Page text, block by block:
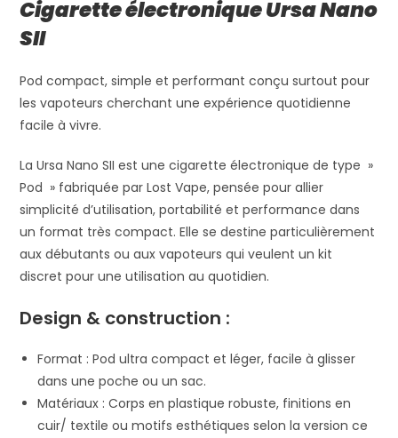
Cigarette électronique Ursa Nano
SII
Pod compact, simple et performant conçu surtout pour
les vapoteurs cherchant une expérience quotidienne
facile à vivre.
La Ursa Nano SII est une cigarette électronique de type »
Pod » fabriquée par Lost Vape, pensée pour allier
simplicité d’utilisation, portabilité et performance dans
un format très compact. Elle se destine particulièrement
aux débutants ou aux vapoteurs qui veulent un kit
discret pour une utilisation au quotidien.
Design & construction :
Format : Pod ultra compact et léger, facile à glisser
dans une poche ou un sac.
Matériaux : Corps en plastique robuste, finitions en
cuir/ textile ou motifs esthétiques selon la version ce